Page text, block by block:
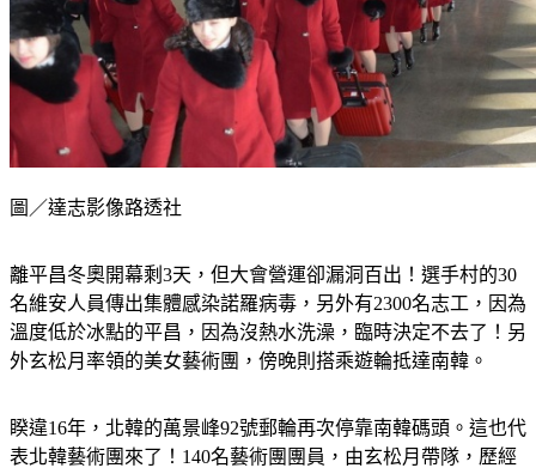
名維安人員傳出集體感染諾羅病毒，另外有2300名志工，因為
溫度低於冰點的平昌，因為沒熱水洗澡，臨時決定不去了！另
外玄松月率領的美女藝術團，傍晚則搭乘遊輪抵達南韓。
表北韓藝術團來了！140名藝術團團員，由玄松月帶隊，歷經
一整天的航海，金正恩妹妹金與正親自前往送行，週一從平壤